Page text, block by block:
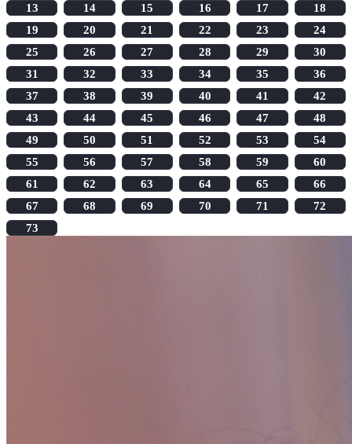
13
14 15 16 17
18
19
20 21 22 23
24
25
26 27 28 29
30
31
32 33 34 35
36
37
38 39 40 41
42
43
44 45 46 47
48
49
50 51 52 53
54
55
56 57 58 59
60
61
62 63 64 65
66
67
68 69 70 71
72
73